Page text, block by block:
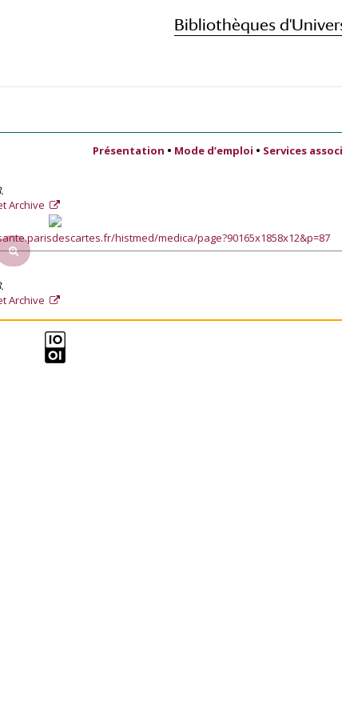
Bibliothèques
Présentation • Mode d’emploi • Services
Archive
histmed/medica/page?90165x1858x12&p=87
Archive